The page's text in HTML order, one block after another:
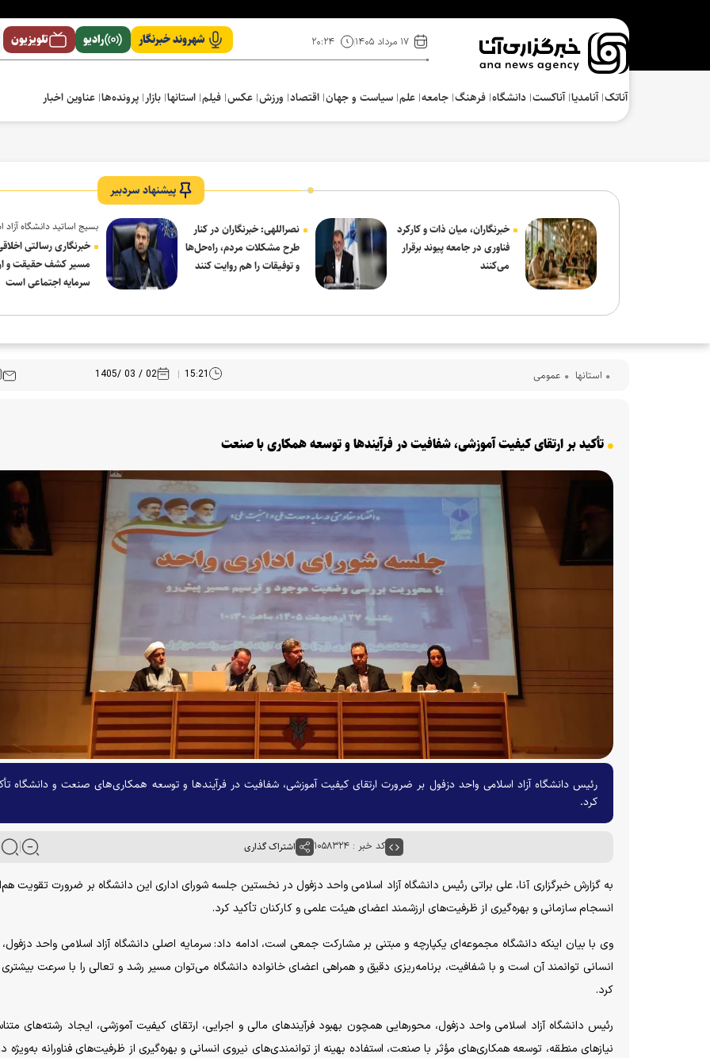
۱۷ مرداد ۱۴۰۵ ۲۰:۲۴ شهروند خبرنگار رادیو تلویزیون
آناتک آنامدیا آناکست دانشگاه فرهنگ‌ جامعه علم سیاست و جهان اقتصاد ورزش عکس فیلم استانها بازار پرونده‌ها عناوین اخبار
پیشنهاد سردبیر
خبرنگاران، میان ذات و کارکرد
فناوری در جامعه پیوند برقرار
می‌کنند
نصراللهی: خبرنگاران در کنار
طرح مشکلات مردم، راه‌حل‌ها
و توفیقات را هم روایت کنند
بسیج اساتید دانشگاه آزاد
در پیام روز خبرنگار:
خبرنگاری رسالتی
مسیر کشف حقیقت و
سرمایه اجتماعی است
استانها عمومی 15:21
02 / 03 /1405
تأکید بر ارتقای کیفیت آموزشی، شفافیت در فرآیند‌ها و توسعه همکاری با صنعت
رئیس دانشگاه آزاد اسلامی واحد دزفول بر ضرورت ارتقای کیفیت آموزشی، شفافیت در فرآیند‌ها و توسعه همکاری‌های صنعت و دانشگاه
کرد.
کد خبر : ۱۰۵۸۳۲۴ اشتراک گذاری
به گزارش خبرگزاری آنا، علی براتی رئیس دانشگاه آزاد اسلامی واحد دزفول در نخستین جلسه شورای اداری این دانشگاه بر ضرورت تقویت
انسجام سازمانی و بهره‌گیری از ظرفیت‌های ارزشمند اعضای هیئت علمی و کارکنان تأکید کرد.
وی با بیان اینکه دانشگاه مجموعه‌ای یکپارچه و مبتنی بر مشارکت جمعی است، ادامه داد: سرمایه اصلی دانشگاه آزاد اسلامی واحد
انسانی توانمند آن است و با شفافیت، برنامه‌ریزی دقیق و همراهی اعضای خانواده دانشگاه می‌توان مسیر رشد و تعالی را با سرعت بیشتری
کرد.
رئیس دانشگاه آزاد اسلامی واحد دزفول، محور‌هایی همچون بهبود فرآیند‌های مالی و اجرایی، ارتقای کیفیت آموزشی، ایجاد رشته‌های
نیاز‌های منطقه، توسعه همکاری‌های مؤثر با صنعت، استفاده بهینه از توانمندی‌های نیروی انسانی و بهره‌گیری از ظرفیت‌های فناورانه به‌ویژه